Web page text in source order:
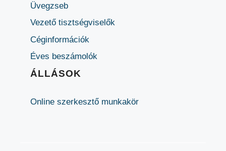
Üvegzseb
Vezető tisztségviselők
Céginformációk
Éves beszámolók
ÁLLÁSOK
Online szerkesztő munkakör